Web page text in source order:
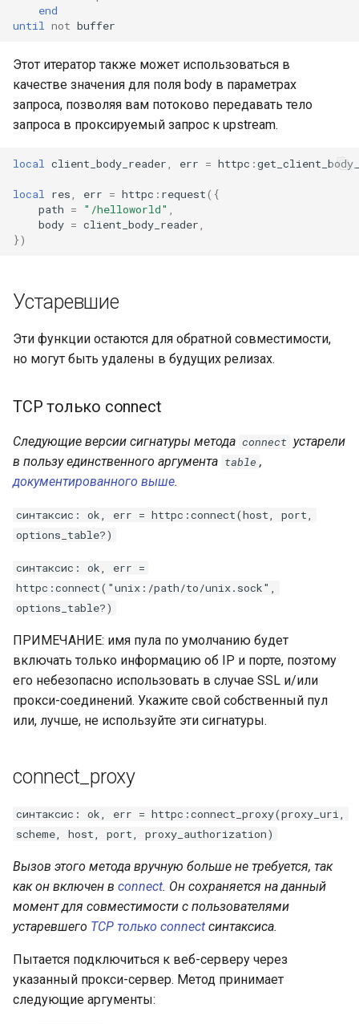
end
until
not buffer
Этот итератор также может использоваться в
качестве значения для поля body в параметрах
запроса, позволяя вам потоково передавать тело
запроса в проксируемый запрос к upstream.
local client_body_reader err = httpc :
local res err = httpc : request({
path = "/helloworld"
body = client_body_reader
})
Устаревшие
Эти функции остаются для обратной совместимости,
но могут быть удалены в будущих релизах.
TCP только connect
Следующие версии сигнатуры метода connect устарели
в пользу единственного аргумента table ,
документированного выше.
синтаксис: ok, err = httpc:connect(host, port,
options_table?)
синтаксис: ok, err =
httpc:connect("unix:/path/to/unix.sock",
options_table?)
ПРИМЕЧАНИЕ: имя пула по умолчанию будет
включать только информацию об IP и порте, поэтому
его небезопасно использовать в случае SSL и/или
прокси-соединений. Укажите свой собственный пул
или, лучше, не используйте эти сигнатуры.
connect_proxy
синтаксис: ok, err = httpc:connect_proxy(proxy_uri,
scheme, host, port, proxy_authorization)
Вызов этого метода вручную больше не требуется, так
как он включен в connect. Он сохраняется на данный
момент для совместимости с пользователями
устаревшего TCP только connect синтаксиса.
Пытается подключиться к веб-серверу через
указанный прокси-сервер. Метод принимает
следующие аргументы: